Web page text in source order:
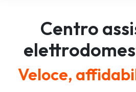
Centro
Veloce,